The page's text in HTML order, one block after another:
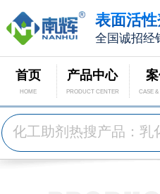
表面活
全国诚招经
首页
HOME
产品中心
PRODUCT CENTER CASE